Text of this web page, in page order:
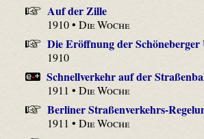
Auf der Zille
1910 •Die Woche
Die Eröffnung der
1910
Schnellverkehr auf der
1911 •Die Woche
Berliner Straßenverkehrs-
1911 •Die Woche